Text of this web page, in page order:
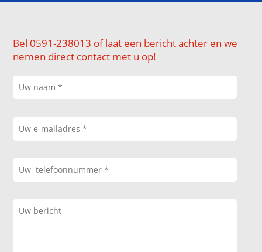
Bel 0591-238013 of laat een bericht achter en we
nemen direct contact met u op!